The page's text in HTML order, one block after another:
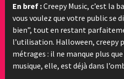
En bref :Creepy Music, c’est la
vous voulez que votre public se
bien”, tout en restant
l’utilisation. Halloween, creepy
métrages : il ne manque plus
musique, elle, est déjà dans